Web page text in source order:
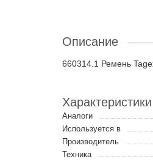
Описание
660314.1 Ремень
Характеристики
Аналоги
Используется в
Производитель
Техника